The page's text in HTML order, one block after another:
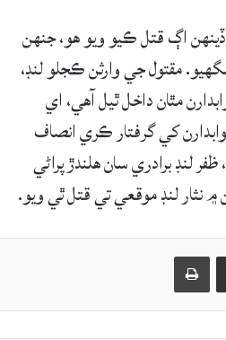
يارولنڊ جي ڳوٺ قائم خان لنڊ جي رهواسي نثار لنڊ کي گهوٽڪي ۾ 10 ڏينهن اڳ قتل ڪيو ويو هو، جنهن
مقتول جي وارثن ڪجلو لنڊ،
مٿان داخل ٿيل آهي، اي
کي گرفتار ڪري انصاف
لنڊ برادري سان هلندڙ پراڻي
نثار لنڊ موقعي تي قتل ٿي ويو.
حصيداري ڪريو اي ميل ذريعي